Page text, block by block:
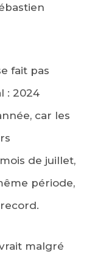
fait pas
: 2024
car les
de juillet,
période,
malgré